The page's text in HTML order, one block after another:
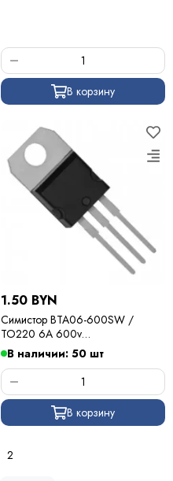
В корзину
1.50 BYN
Симистор BTA06-600SW /
TO220 6A 600v
10mA(бесснаберный)
В наличии: 50 шт
В корзину
2